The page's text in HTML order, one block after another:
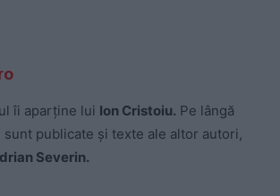
îi aparține lui Ion Cristoiu. Pe lângă
sunt publicate și texte ale altor autori,
Severin.